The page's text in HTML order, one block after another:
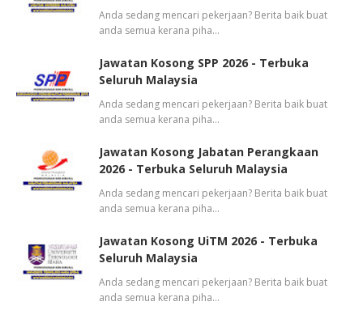
Anda sedang mencari pekerjaan? Berita baik buat
anda semua kerana piha…
Jawatan Kosong SPP 2026 - Terbuka
Seluruh Malaysia
Anda sedang mencari pekerjaan? Berita baik buat
anda semua kerana piha…
Jawatan Kosong Jabatan Perangkaan
2026 - Terbuka Seluruh Malaysia
Anda sedang mencari pekerjaan? Berita baik buat
anda semua kerana piha…
Jawatan Kosong UiTM 2026 - Terbuka
Seluruh Malaysia
Anda sedang mencari pekerjaan? Berita baik buat
anda semua kerana piha…